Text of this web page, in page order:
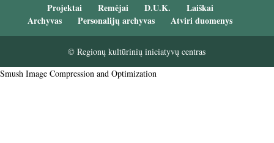
Projektai Remėjai D.U.K.
Laiškai
Archyvas
Personalijų archyvas Atviri duomenys
© Regionų kultūrinių iniciatyvų centras
Smush Image Compression and Optimization